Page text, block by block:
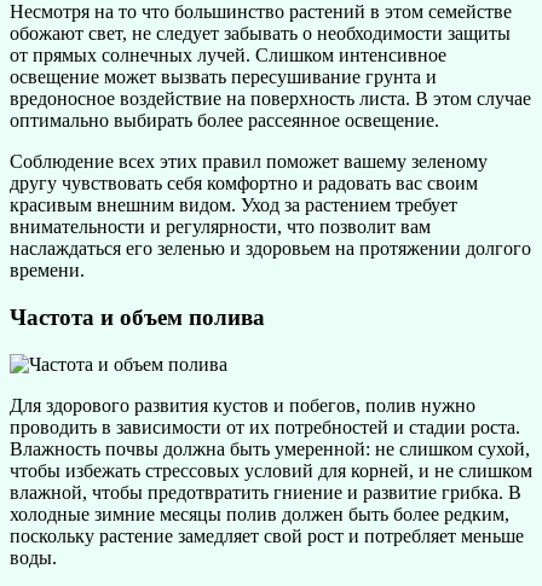
Несмотря на то что большинство растений в этом семействе
обожают свет, не следует забывать о необходимости защиты
от прямых солнечных лучей. Слишком интенсивное
освещение может вызвать пересушивание грунта и
вредоносное воздействие на поверхность листа. В этом случае
оптимально выбирать более рассеянное освещение.
Соблюдение всех этих правил поможет вашему зеленому
другу чувствовать себя комфортно и радовать вас своим
красивым внешним видом. Уход за растением требует
внимательности и регулярности, что позволит вам
наслаждаться его зеленью и здоровьем на протяжении долгого
времени.
Частота и объем полива
Для здорового развития кустов и побегов, полив нужно
проводить в зависимости от их потребностей и стадии роста.
Влажность почвы должна быть умеренной: не слишком сухой,
чтобы избежать стрессовых условий для корней, и не слишком
влажной, чтобы предотвратить гниение и развитие грибка. В
холодные зимние месяцы полив должен быть более редким,
поскольку растение замедляет свой рост и потребляет меньше
воды.